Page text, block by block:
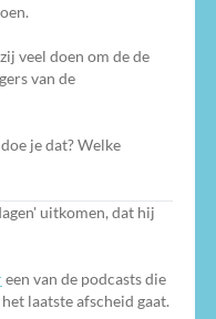
veel doen om de de
van de
je dat? Welke
uitkomen, dat hij
een van de podcasts die
laatste afscheid gaat.